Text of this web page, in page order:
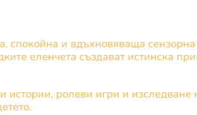
спокойна и вдъхновяваща
еленчета създават истинска
ролеви игри и изследване